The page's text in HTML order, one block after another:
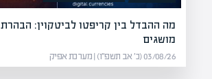
מה ההבדל בין קריפטו לביטקוין: הבהרת
מושגים
03/08/26 (כ׳ אב תשפ״ו) | מערכת אפיק